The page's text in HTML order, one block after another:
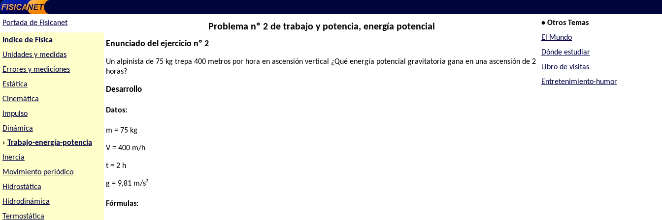
Portada de Fisicanet
Indice de Física
Unidades y medidas
Errores y mediciones
Estática
Cinemática
Impulso
Dinámica
› Trabajo-energía-potencia
Inercia
Movimiento periódico
Hidrostática
Hidrodinámica
Termostática
Problema nº 2 de trabajo y potencia, energía potencial
Enunciado del ejercicio nº 2
Un alpinista de 75 kg trepa 400 metros por hora en ascensión vertical ¿Qué energía potencial gravitatoria gana en una ascensión de 2
horas?
Desarrollo
Datos:
m = 75 kg
V = 400 m/h
t = 2 h
g = 9,81 m/s²
Fórmulas:
• Otros Temas
El Mundo
Dónde estudiar
Libro de visitas
Entretenimiento-humor